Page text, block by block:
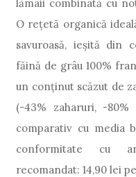
lămâii combinată cu
O rețetă organică
savuroasă, ieșită din
făină de grâu 100%
un conținut scăzut de
(-43% zaharuri, -
comparativ cu media
conformitate cu
recomandat: 14,90 lei